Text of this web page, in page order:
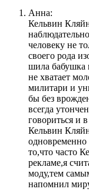
Анна:
Кельвин
человеку не
своего рода
шила бабушка
не хватает
милитари и
бы без
всегда
говориться и
Кельвин
то,что часто
рекламе,я
моду,тем
напомнил